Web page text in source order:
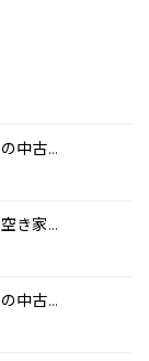
の中古…
き家…
の中古…